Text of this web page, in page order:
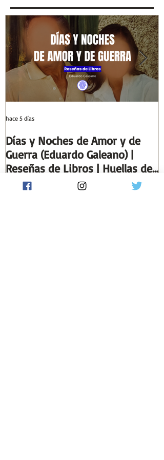
Columnas de Egipto |
Huellas de la Historia
Días y Noches de Amor y de
Guerra (Eduardo Galeano) |
Reseñas de Libros | Huellas de
la Historia
hace 5 días